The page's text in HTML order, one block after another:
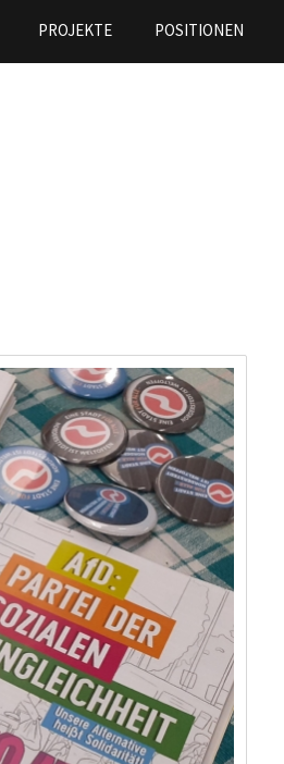
PROJEKTE POSITIONEN